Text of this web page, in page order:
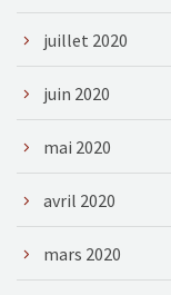
juillet 2020
juin 2020
mai 2020
avril 2020
mars 2020